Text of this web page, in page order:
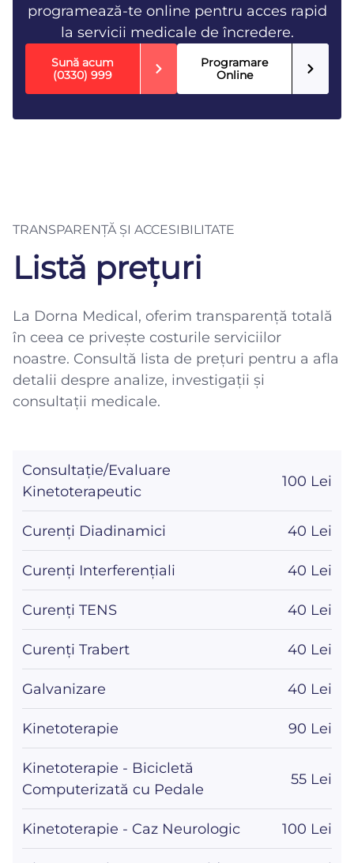
programează-te online pentru acces rapid
la servicii medicale de încredere.
Sună acum
(0330) 999
Programare
Online
TRANSPARENȚĂ ȘI ACCESIBILITATE
Listă prețuri
La Dorna Medical, oferim transparență totală
în ceea ce privește costurile serviciilor
noastre. Consultă lista de prețuri pentru a afla
detalii despre analize, investigații și
consultații medicale.
Consultație/Evaluare
Kinetoterapeutic
100 Lei
Curenți Diadinamici 40 Lei
Curenți Interferențiali 40 Lei
Curenți TENS 40 Lei
Curenți Trabert 40 Lei
Galvanizare 40 Lei
Kinetoterapie 90 Lei
Kinetoterapie - Bicicletă
Computerizată cu Pedale
55 Lei
Kinetoterapie - Caz Neurologic 100 Lei